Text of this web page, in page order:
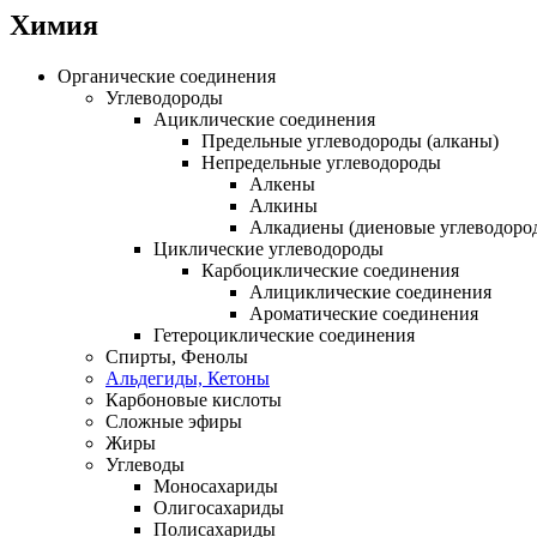
Химия
Органические соединения
Углеводороды
Ациклические соединения
Предельные углеводороды (алканы)
Непредельные углеводороды
Алкены
Алкины
Алкадиены (диеновые
Циклические углеводороды
Карбоциклические соединения
Алициклические соединения
Ароматические соединения
Гетероциклические соединения
Спирты, Фенолы
Альдегиды, Кетоны
Карбоновые кислоты
Сложные эфиры
Жиры
Углеводы
Моносахариды
Олигосахариды
Полисахариды